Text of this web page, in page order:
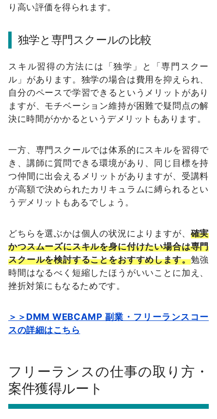
り高い評価を得られます。
独学と専門スクールの比較
スキル習得の方法には「独学」と「専門スクー
ル」があります。独学の場合は費用を抑えられ、
自分のペースで学習できるというメリットがあり
ますが、モチベーション維持が困難で疑問点の解
決に時間がかかるというデメリットもあります。
一方、専門スクールでは体系的にスキルを習得で
き、講師に質問できる環境があり、同じ目標を持
つ仲間に出会えるメリットがありますが、受講料
が高額で決められたカリキュラムに縛られるとい
うデメリットもあるでしょう。
どちらを選ぶかは個人の状況によりますが、確実
かつスムーズにスキルを身に付けたい場合は専門
スクールを検討することをおすすめします。勉強
時間はなるべく短縮したほうがいいことに加え、
挫折対策にもなるためです。
＞＞DMM WEBCAMP 副業・フリーランスコー
スの詳細はこちら
フリーランスの仕事の取り方・
案件獲得ルート